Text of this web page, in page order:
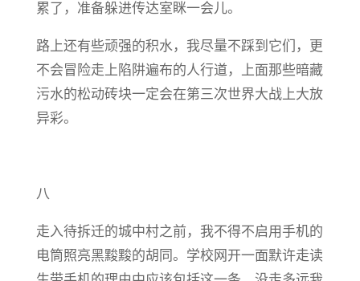
累了，准备躲进传达室眯一会儿。
路上还有些顽强的积水，我尽量不踩到它们，更
不会冒险走上陷阱遍布的人行道，上面那些暗藏
污水的松动砖块一定会在第三次世界大战上大放
异彩。
八
走入待拆迁的城中村之前，我不得不启用手机的
电筒照亮黑黢黢的胡同。学校网开一面默许走读